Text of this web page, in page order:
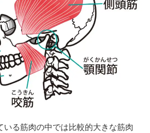
いる筋肉の中では比較的大きな筋肉